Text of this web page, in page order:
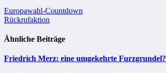
Beitragsnavigation
Europawahl-Countdown
Rückrufaktion
Ähnliche Beiträge
Friedrich Merz: eine umgekehrte Furzgrundel?